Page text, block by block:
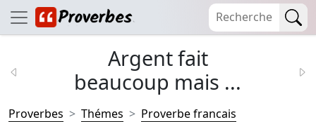
Argent fait
beaucoup mais ...
Proverbes Thémes
Proverbe francais